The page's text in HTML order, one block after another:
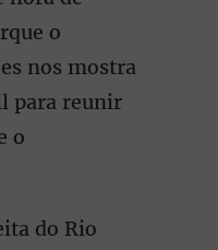
o
nos mostra
para reunir
o
do Rio